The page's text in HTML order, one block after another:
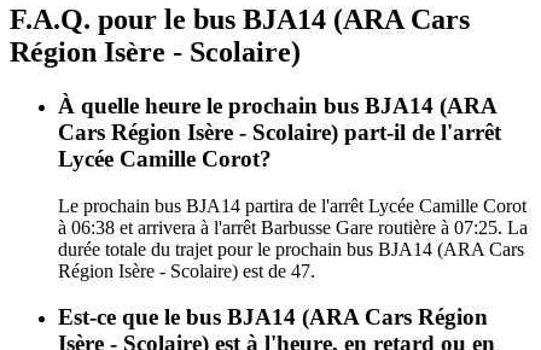
F.A.Q. pour le bus BJA14 (ARA Cars
Région Isère - Scolaire)
À quelle heure le prochain bus BJA14 (ARA
Cars Région Isère - Scolaire) part-il de l'arrêt
Lycée Camille Corot?
Le prochain bus BJA14 partira de l'arrêt Lycée Camille Corot
à 06:38 et arrivera à l'arrêt Barbusse Gare routière à 07:25. La
durée totale du trajet pour le prochain bus BJA14 (ARA Cars
Région Isère - Scolaire) est de 47.
Est-ce que le bus BJA14 (ARA Cars Région
Isère - Scolaire) est à l'heure, en retard ou en